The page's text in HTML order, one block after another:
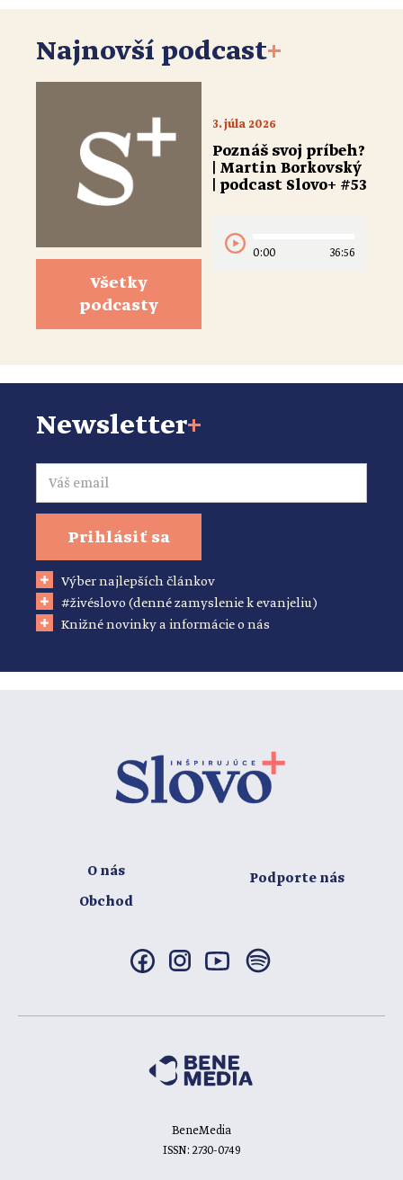
Najnovší podcast+
Všetky
podcasty
3. júla 2026
Poznáš svoj príbeh?
| Martin Borkovský
| podcast Slovo+ #53
0:00 36:56
Newsletter+
Email
Prihlásiť sa
Výber najlepších článkov
#živéslovo (denné zamyslenie k evanjeliu)
Knižné novinky a informácie o nás
O nás
Obchod
Podporte nás
BeneMedia
ISSN: 2730-0749